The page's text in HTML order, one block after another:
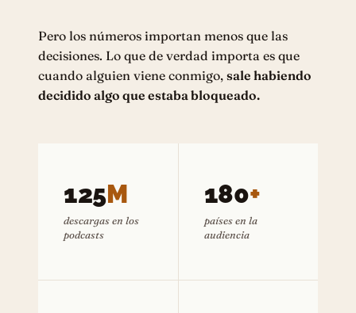
Pero los números importan menos que las
decisiones. Lo que de verdad importa es que
cuando alguien viene conmigo, sale habiendo
decidido algo que estaba bloqueado.
125M
descargas en los
podcasts
180+
países en la
audiencia